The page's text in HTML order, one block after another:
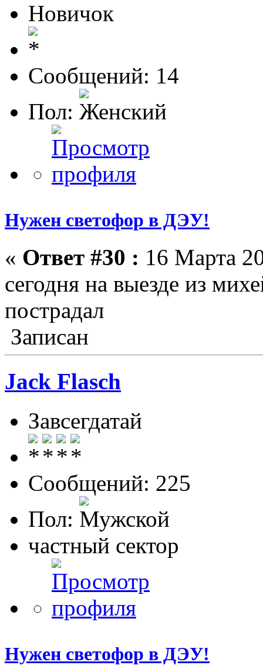
Новичок
Сообщений: 14
Пол:
Нужен светофор в ДЭУ!
« Ответ #30 : 16 Марта
сегодня на выезде из
пострадал
Записан
Jack Flasch
Завсегдатай
Сообщений: 225
Пол:
частный сектор
Нужен светофор в ДЭУ!